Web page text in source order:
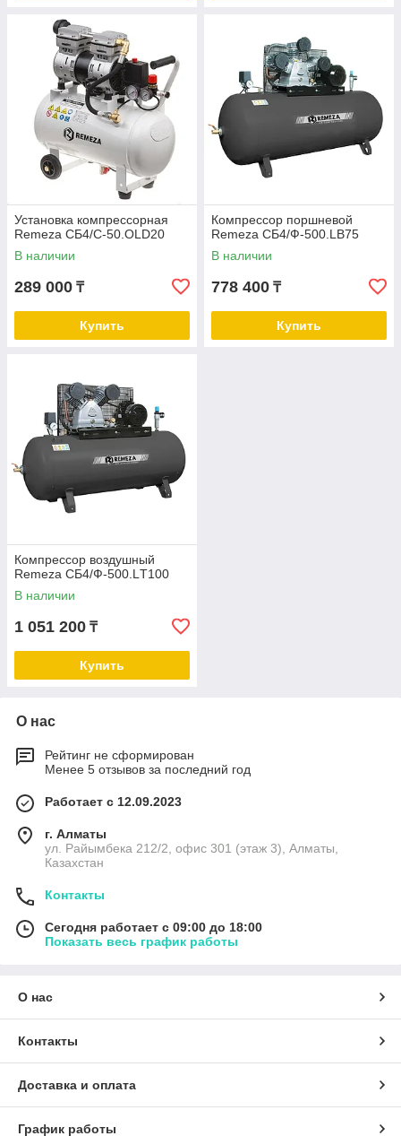
Установка компрессорная
Remeza СБ4/С-50.OLD20
В наличии
289 000 ₸
Купить
Компрессор поршневой
Remeza СБ4/Ф-500.LB75
В наличии
778 400 ₸
Купить
Компрессор воздушный
Remeza СБ4/Ф-500.LТ100
В наличии
1 051 200 ₸
Купить
О нас
Рейтинг не сформирован
Менее 5 отзывов за последний год
Работает с 12.09.2023
г. Алматы
ул. Райымбека 212/2, офис 301 (этаж 3), Алматы,
Казахстан
Контакты
Сегодня работает с 09:00 до 18:00
Показать весь график работы
О нас
Контакты
Доставка и оплата
График работы